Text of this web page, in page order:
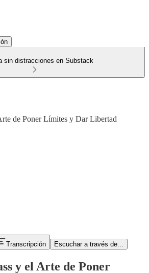
sin distracciones en Substack
de Poner Límites y Dar Libertad
Transcripción Escuchar a través de...
y el Arte de Poner